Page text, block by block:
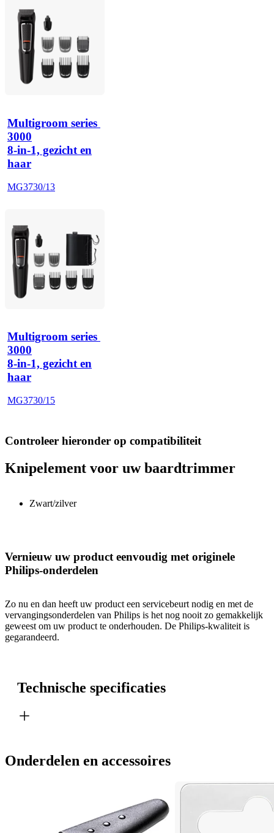
Multigroom series
3000
8-in-1, gezicht en
haar
MG3730/13
Multigroom series
3000
8-in-1, gezicht en
haar
MG3730/15
Controleer hieronder op compatibiliteit
Knipelement voor uw baardtrimmer
Zwart/zilver
Vernieuw uw product eenvoudig met originele
Philips-onderdelen
Zo nu en dan heeft uw product een servicebeurt nodig en met de
vervangingsonderdelen van Philips is het nog nooit zo gemakkelijk
geweest om uw product te onderhouden. De Philips-kwaliteit is
gegarandeerd.
Technische specificaties
Onderdelen en accessoires